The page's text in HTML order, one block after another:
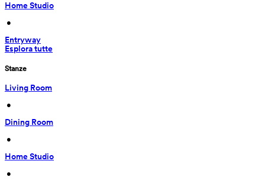
Home Studio
•
Entryway
Esplora tutte
Stanze
Living Room
•
Dining Room
•
Home Studio
•